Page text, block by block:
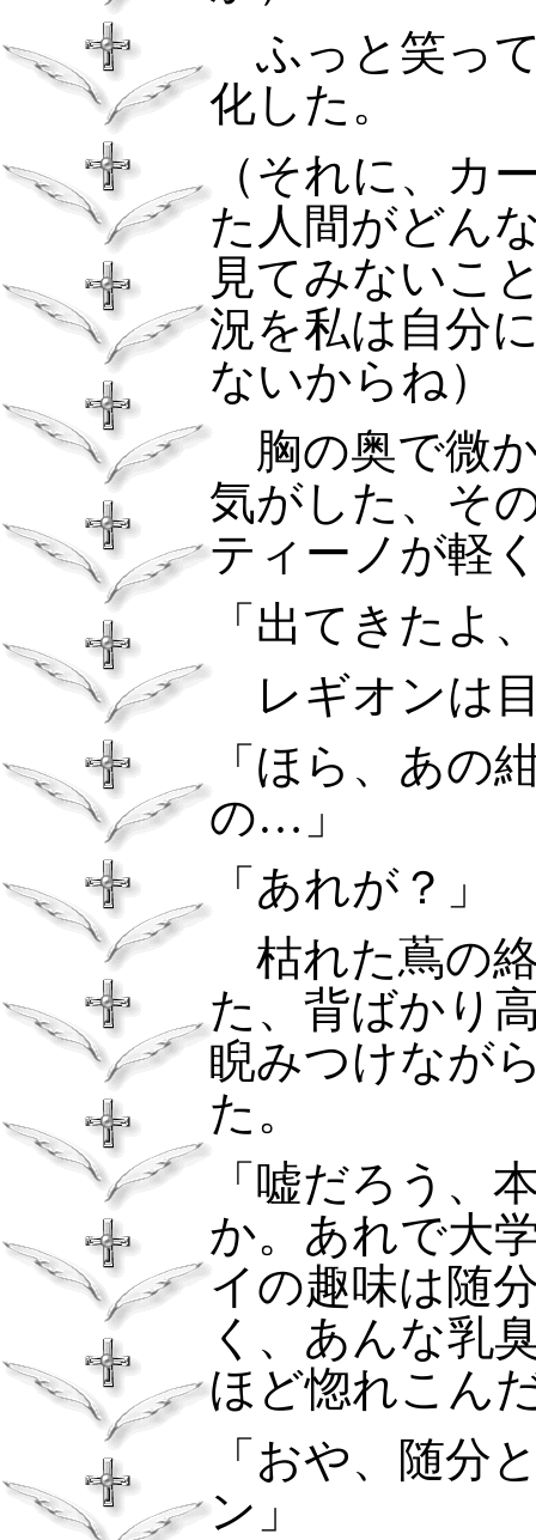
ふっと笑っ
化した。
（それに、カ
た人間がどん
見てみないこ
況を私は自分
ないからね）
胸の奥で微
気がした、そ
ティーノが軽
「出てきたよ
レギオンは
「ほら、あの
の…」
「あれが？」
枯れた蔦の
た、背ばかり
睨みつけなが
た。
「嘘だろう、
か。あれで大
イの趣味は随
く、あんな乳
ほど惚れこん
「おや、随分
ン」